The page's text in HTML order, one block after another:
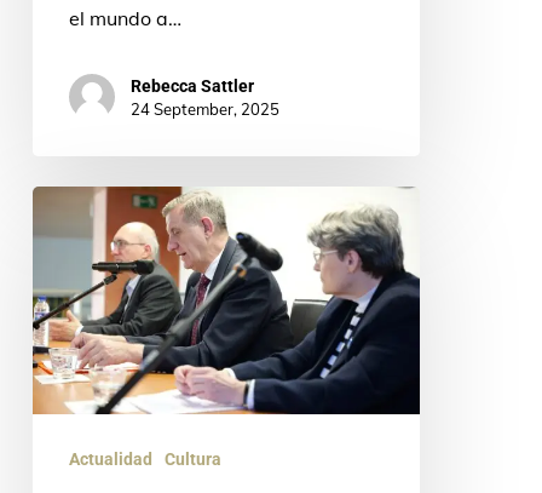
el mundo a…
Rebecca Sattler
24 September, 2025
Descubrir
y
compartir
la
poesía
mística:
Actualidad Cultura